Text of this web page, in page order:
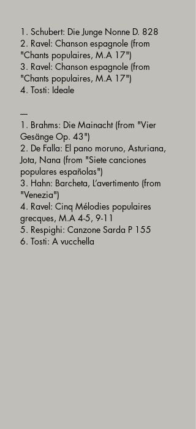
1. Schubert: Die Junge Nonne D. 828
2. Ravel: Chanson espagnole (from
"Chants populaires, M.A 17")
3. Ravel: Chanson espagnole (from
"Chants populaires, M.A 17")
4. Tosti: Ideale
----
1. Brahms: Die Mainacht (from "Vier
Gesänge Op. 43")
2. De Falla: El pano moruno, Asturiana,
Jota, Nana (from "Siete canciones
populares españolas")
3. Hahn: Barcheta, L’avertimento (from
"Venezia")
4. Ravel: Cinq Mélodies populaires
grecques, M.A 4-5, 9-11
5. Respighi: Canzone Sarda P 155
6. Tosti: A vucchella